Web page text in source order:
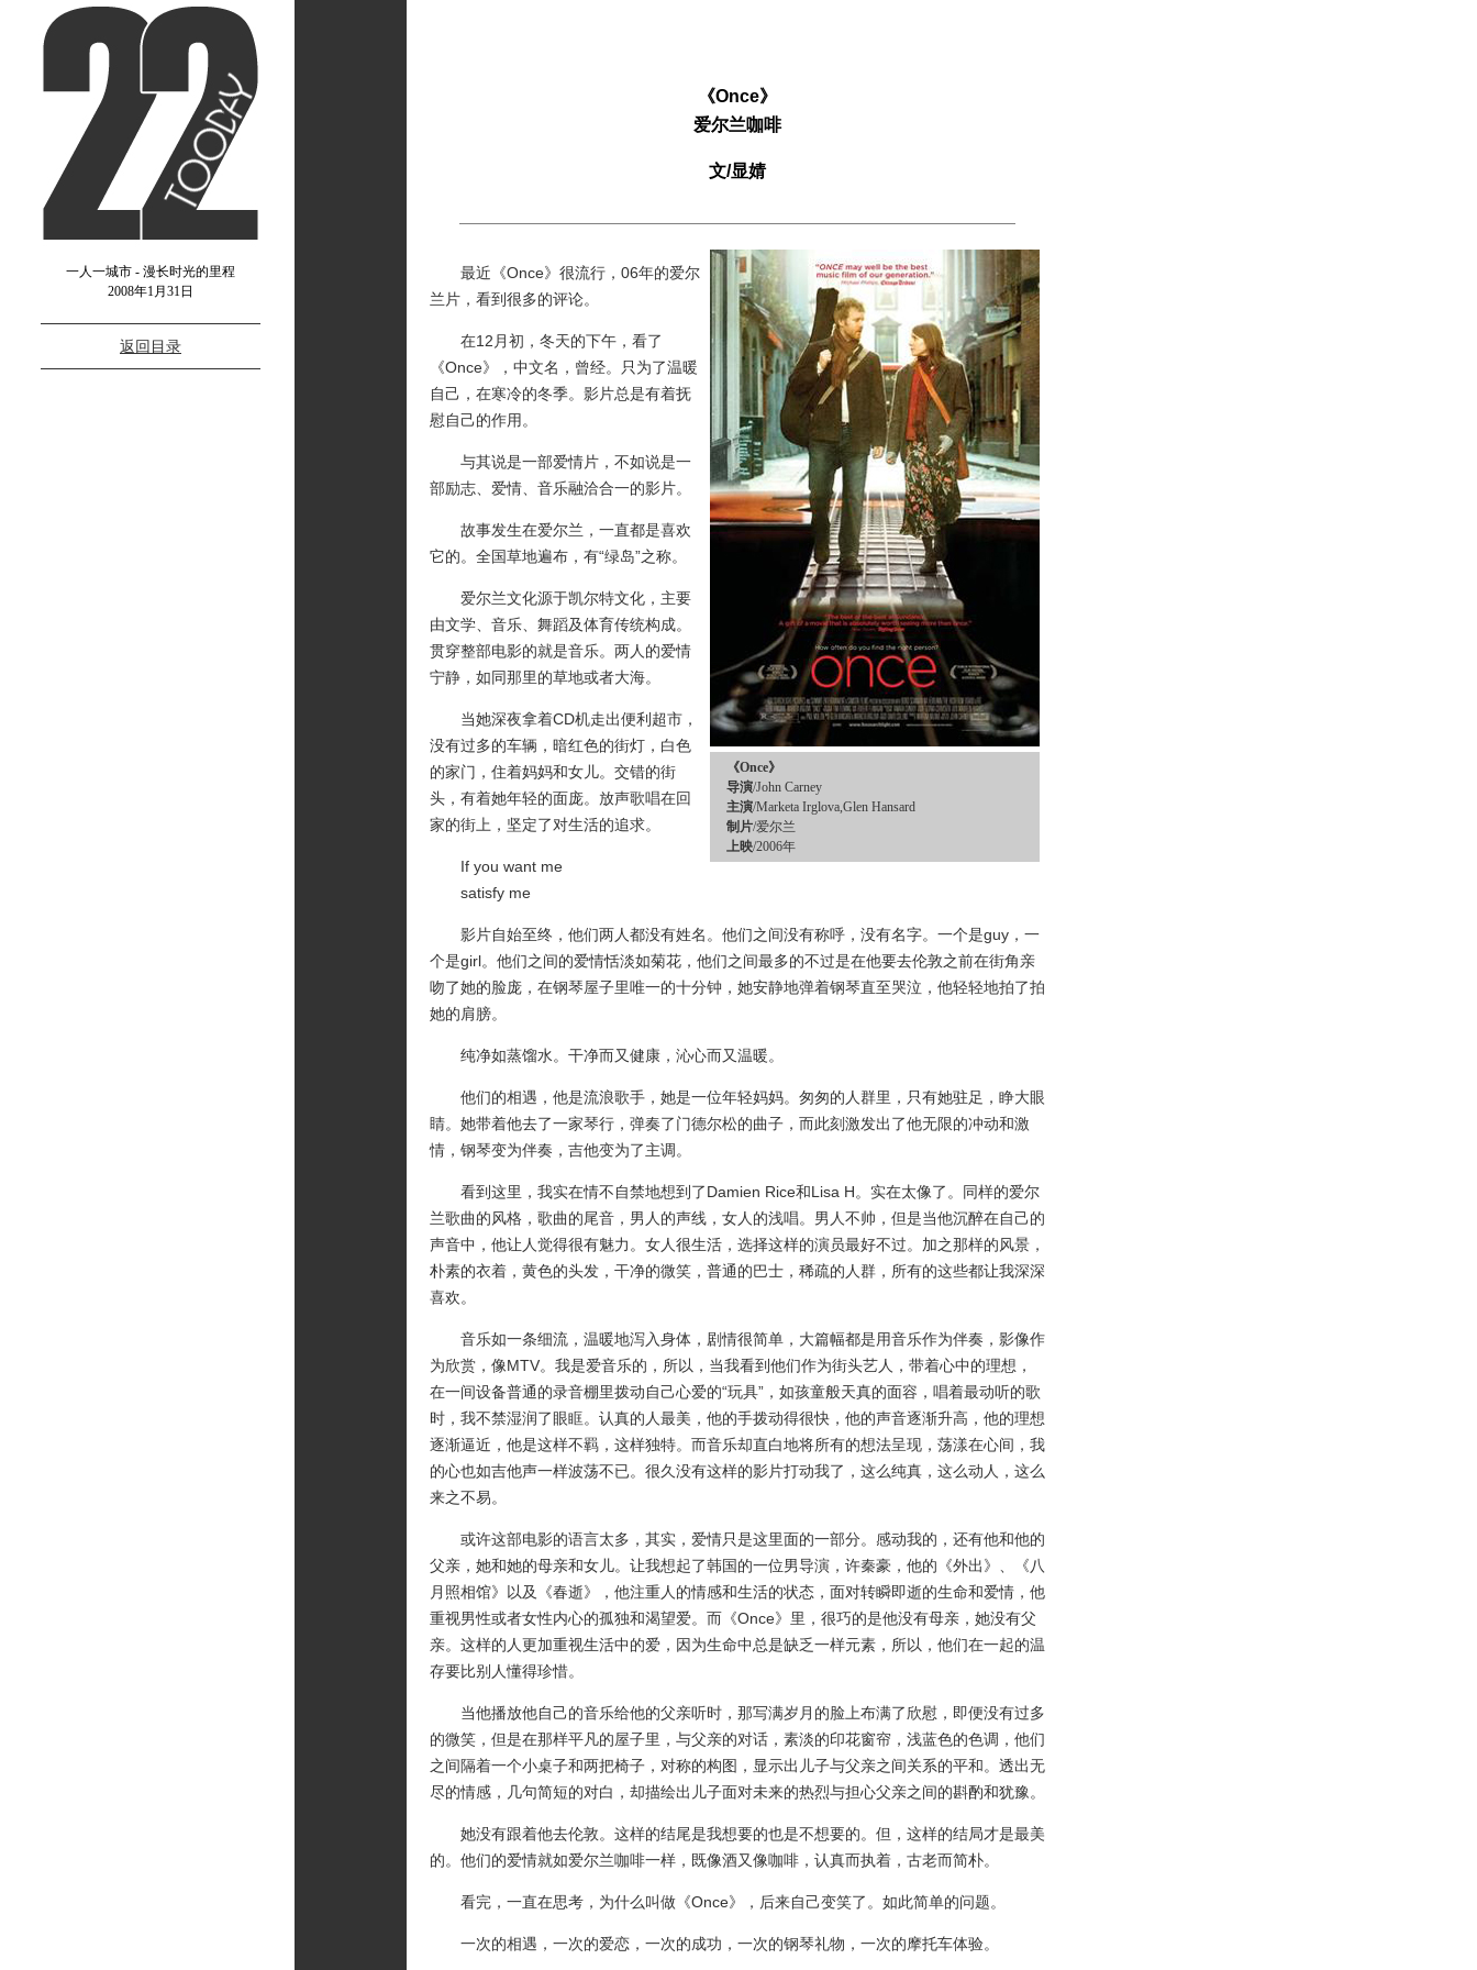
一人一城市 - 漫长时光的里程
2008年1月31日
返回目录
《Once》
爱尔兰咖啡
文/显婧
《Once》
导演/John Carney
主演/Marketa Irglova,Glen Hansard
制片/爱尔兰
上映/2006年
最近《Once》很流行，06年的爱尔
兰片，看到很多的评论。
在12月初，冬天的下午，看了
《Once》，中文名，曾经。只为了温暖
自己，在寒冷的冬季。影片总是有着抚
慰自己的作用。
与其说是一部爱情片，不如说是一
部励志、爱情、音乐融洽合一的影片。
故事发生在爱尔兰，一直都是喜欢
它的。全国草地遍布，有“绿岛”之称。
爱尔兰文化源于凯尔特文化，主要
由文学、音乐、舞蹈及体育传统构成。
贯穿整部电影的就是音乐。两人的爱情
宁静，如同那里的草地或者大海。
当她深夜拿着CD机走出便利超市，
没有过多的车辆，暗红色的街灯，白色
的家门，住着妈妈和女儿。交错的街
头，有着她年轻的面庞。放声歌唱在回
家的街上，坚定了对生活的追求。
If you want me
satisfy me
影片自始至终，他们两人都没有姓名。他们之间没有称呼，没有名字。一个是guy，一
个是girl。他们之间的爱情恬淡如菊花，他们之间最多的不过是在他要去伦敦之前在街角亲
吻了她的脸庞，在钢琴屋子里唯一的十分钟，她安静地弹着钢琴直至哭泣，他轻轻地拍了拍
她的肩膀。
纯净如蒸馏水。干净而又健康，沁心而又温暖。
他们的相遇，他是流浪歌手，她是一位年轻妈妈。匆匆的人群里，只有她驻足，睁大眼
睛。她带着他去了一家琴行，弹奏了门德尔松的曲子，而此刻激发出了他无限的冲动和激
情，钢琴变为伴奏，吉他变为了主调。
看到这里，我实在情不自禁地想到了Damien Rice和Lisa H。实在太像了。同样的爱尔
兰歌曲的风格，歌曲的尾音，男人的声线，女人的浅唱。男人不帅，但是当他沉醉在自己的
声音中，他让人觉得很有魅力。女人很生活，选择这样的演员最好不过。加之那样的风景，
朴素的衣着，黄色的头发，干净的微笑，普通的巴士，稀疏的人群，所有的这些都让我深深
喜欢。
音乐如一条细流，温暖地泻入身体，剧情很简单，大篇幅都是用音乐作为伴奏，影像作
为欣赏，像MTV。我是爱音乐的，所以，当我看到他们作为街头艺人，带着心中的理想，
在一间设备普通的录音棚里拨动自己心爱的“玩具”，如孩童般天真的面容，唱着最动听的歌
时，我不禁湿润了眼眶。认真的人最美，他的手拨动得很快，他的声音逐渐升高，他的理想
逐渐逼近，他是这样不羁，这样独特。而音乐却直白地将所有的想法呈现，荡漾在心间，我
的心也如吉他声一样波荡不已。很久没有这样的影片打动我了，这么纯真，这么动人，这么
来之不易。
或许这部电影的语言太多，其实，爱情只是这里面的一部分。感动我的，还有他和他的
父亲，她和她的母亲和女儿。让我想起了韩国的一位男导演，许秦豪，他的《外出》、《八
月照相馆》以及《春逝》，他注重人的情感和生活的状态，面对转瞬即逝的生命和爱情，他
重视男性或者女性内心的孤独和渴望爱。而《Once》里，很巧的是他没有母亲，她没有父
亲。这样的人更加重视生活中的爱，因为生命中总是缺乏一样元素，所以，他们在一起的温
存要比别人懂得珍惜。
当他播放他自己的音乐给他的父亲听时，那写满岁月的脸上布满了欣慰，即便没有过多
的微笑，但是在那样平凡的屋子里，与父亲的对话，素淡的印花窗帘，浅蓝色的色调，他们
之间隔着一个小桌子和两把椅子，对称的构图，显示出儿子与父亲之间关系的平和。透出无
尽的情感，几句简短的对白，却描绘出儿子面对未来的热烈与担心父亲之间的斟酌和犹豫。
她没有跟着他去伦敦。这样的结尾是我想要的也是不想要的。但，这样的结局才是最美
的。他们的爱情就如爱尔兰咖啡一样，既像酒又像咖啡，认真而执着，古老而简朴。
看完，一直在思考，为什么叫做《Once》，后来自己变笑了。如此简单的问题。
一次的相遇，一次的爱恋，一次的成功，一次的钢琴礼物，一次的摩托车体验。